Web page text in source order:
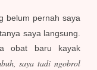
belum pernah saya
tanya saya langsung.
obat baru kayak
saya tadi ngobrol